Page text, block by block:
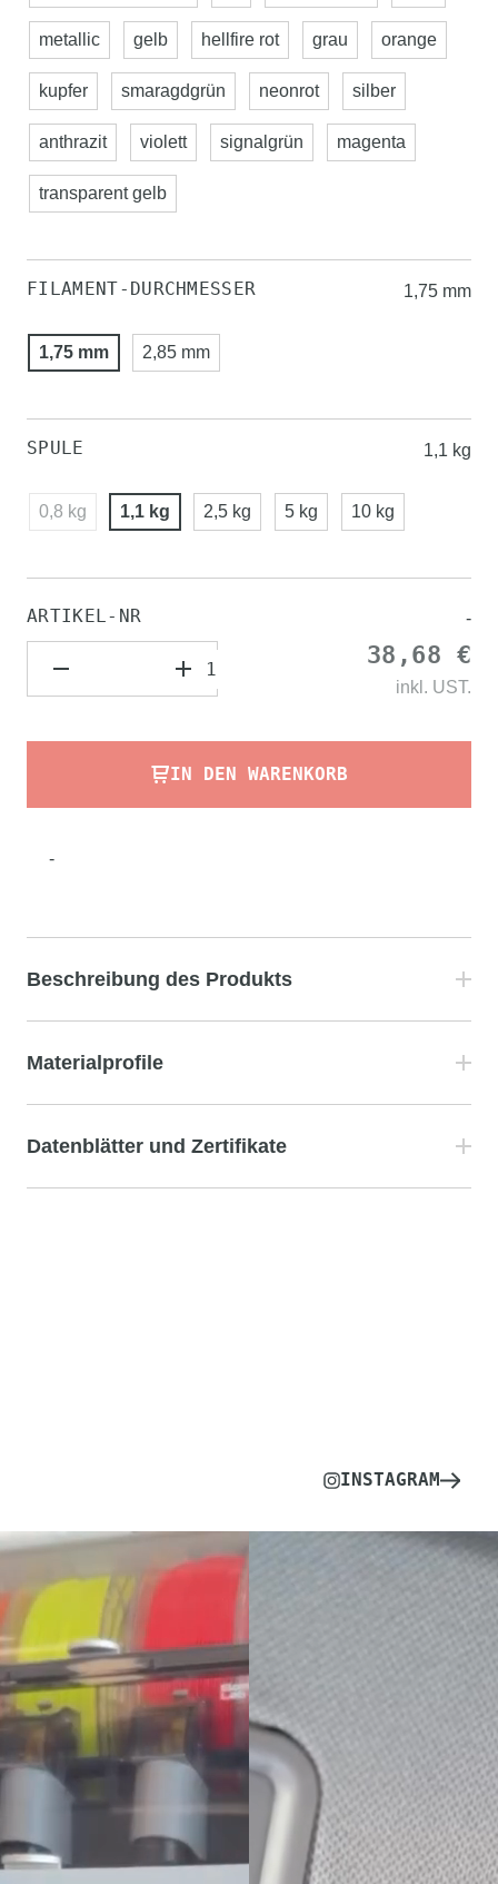
metallic gelb hellfire rot grau orange
kupfer smaragdgrün neonrot silber
anthrazit violett signalgrün magenta
transparent gelb
FILAMENT-DURCHMESSER 1,75 mm
1,75 mm 2,85 mm
SPULE 1,1 kg
0,8 kg 1,1 kg 2,5 kg 5 kg 10 kg
ARTIKEL-NR -
38,68 €
inkl. UST.
IN DEN WARENKORB
-
Beschreibung des Produkts
Materialprofile
Datenblätter und Zertifikate
INSTAGRAM